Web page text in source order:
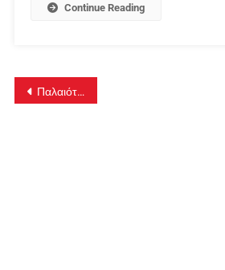
Continue Reading
άρθρων
Παλαιότερα άρθρα